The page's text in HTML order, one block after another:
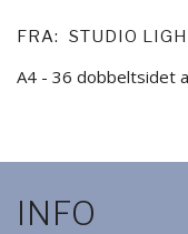
FRA: STUDIO
A4 - 36 dobbeltsidet
INFO